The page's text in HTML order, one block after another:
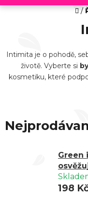
/
Intimita je o pohodě,
životě. Vyberte si
kosmetiku, které
Green
198